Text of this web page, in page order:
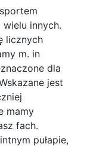
innych.
licznych
m. in
dla
jest
mamy
fach.
pułapie,